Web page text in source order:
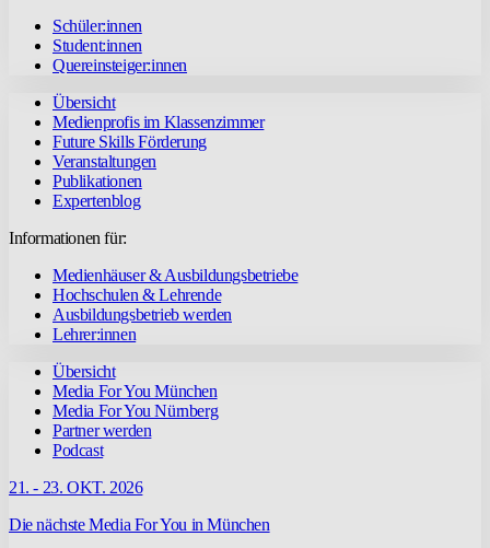
Schüler:innen
Student:innen
Quereinsteiger:innen
Übersicht
Medienprofis im Klassenzimmer
Future Skills Förderung
Veranstaltungen
Publikationen
Expertenblog
Informationen für:
Medienhäuser & Ausbildungsbetriebe
Hochschulen & Lehrende
Ausbildungsbetrieb werden
Lehrer:innen
Übersicht
Media For You München
Media For You Nürnberg
Partner werden
Podcast
21. - 23. OKT. 2026
Die nächste Media For You in München